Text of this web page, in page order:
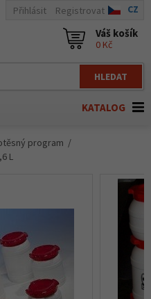
HLEDAT
Přihlásit Registrovat CZ
Váš košík
0 Kč
KATALOG
program
L